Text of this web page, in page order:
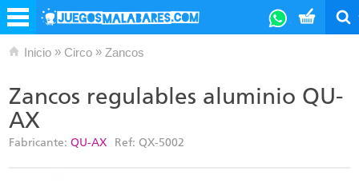
Inicio » Circo » Zancos
Zancos regulables aluminio QU-
AX
Fabricante: QU-AX Ref: QX-5002